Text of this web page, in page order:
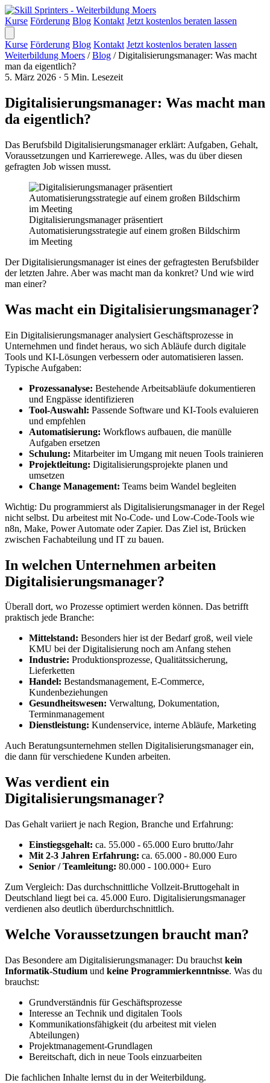
Kurse Förderung Blog Kontakt Jetzt kostenlos beraten lassen
Kurse Förderung Blog Kontakt Jetzt kostenlos beraten lassen
Weiterbildung Moers / Blog / Digitalisierungsmanager: Was macht
man da eigentlich?
5. März 2026 · 5 Min. Lesezeit
Digitalisierungsmanager: Was macht man
da eigentlich?
Das Berufsbild Digitalisierungsmanager erklärt: Aufgaben, Gehalt,
Voraussetzungen und Karrierewege. Alles, was du über diesen
gefragten Job wissen musst.
Digitalisierungsmanager präsentiert
Automatisierungsstrategie auf einem großen Bildschirm
im Meeting
Der Digitalisierungsmanager ist eines der gefragtesten Berufsbilder
der letzten Jahre. Aber was macht man da konkret? Und wie wird
man einer?
Was macht ein Digitalisierungsmanager?
Ein Digitalisierungsmanager analysiert Geschäftsprozesse in
Unternehmen und findet heraus, wo sich Abläufe durch digitale
Tools und KI-Lösungen verbessern oder automatisieren lassen.
Typische Aufgaben:
Prozessanalyse: Bestehende Arbeitsabläufe dokumentieren
und Engpässe identifizieren
Tool-Auswahl: Passende Software und KI-Tools evaluieren
und empfehlen
Automatisierung: Workflows aufbauen, die manülle
Aufgaben ersetzen
Schulung: Mitarbeiter im Umgang mit neuen Tools trainieren
Projektleitung: Digitalisierungsprojekte planen und
umsetzen
Change Management: Teams beim Wandel begleiten
Wichtig: Du programmierst als Digitalisierungsmanager in der Regel
nicht selbst. Du arbeitest mit No-Code- und Low-Code-Tools wie
n8n, Make, Power Automate oder Zapier. Das Ziel ist, Brücken
zwischen Fachabteilung und IT zu bauen.
In welchen Unternehmen arbeiten
Digitalisierungsmanager?
Überall dort, wo Prozesse optimiert werden können. Das betrifft
praktisch jede Branche:
Mittelstand: Besonders hier ist der Bedarf groß, weil viele
KMU bei der Digitalisierung noch am Anfang stehen
Industrie: Produktionsprozesse, Qualitätssicherung,
Lieferketten
Handel: Bestandsmanagement, E-Commerce,
Kundenbeziehungen
Gesundheitswesen: Verwaltung, Dokumentation,
Terminmanagement
Dienstleistung: Kundenservice, interne Abläufe, Marketing
Auch Beratungsunternehmen stellen Digitalisierungsmanager ein,
die dann für verschiedene Kunden arbeiten.
Was verdient ein
Digitalisierungsmanager?
Das Gehalt variiert je nach Region, Branche und Erfahrung:
Einstiegsgehalt: ca. 55.000 - 65.000 Euro brutto/Jahr
Mit 2-3 Jahren Erfahrung: ca. 65.000 - 80.000 Euro
Senior / Teamleitung: 80.000 - 100.000+ Euro
Zum Vergleich: Das durchschnittliche Vollzeit-Bruttogehalt in
Deutschland liegt bei ca. 45.000 Euro. Digitalisierungsmanager
verdienen also deutlich überdurchschnittlich.
Welche Voraussetzungen braucht man?
Das Besondere am Digitalisierungsmanager: Du brauchst kein
Informatik-Studium und keine Programmierkenntnisse. Was du
brauchst:
Grundverständnis für Geschäftsprozesse
Interesse an Technik und digitalen Tools
Kommunikationsfähigkeit (du arbeitest mit vielen
Abteilungen)
Projektmanagement-Grundlagen
Bereitschaft, dich in neue Tools einzuarbeiten
Die fachlichen Inhalte lernst du in der Weiterbildung.